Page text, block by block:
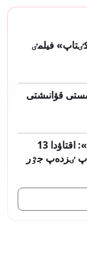
فيلمٸ
قۋانىشتى
«بالامنىڭ ٶلٸمٸنە قاتىستى جاۋاپ كەرەك»: اقتاۋدا 13
ٸزدەپ جٷر